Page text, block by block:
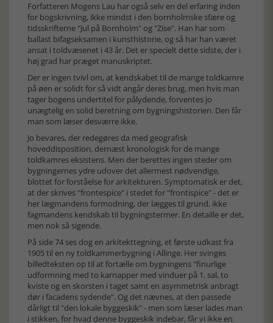
Forfatteren Mogens Lau har også selv en del erfaring inden
for bogskrivning, ikke mindst i den bornholmske sfære og
tidsskrifterne "Jul på Bornholm" og "Zise". Han har som
ballast bifagseksamen i kunsthistorie, og så har han været
ansat i toldvæsenet i 43 år. Det er specielt dette sidste, der i
høj grad har præget manuskriptet.
Der er ingen tvivl om, at kendskabet til de mange toldkamre
på øen er solidt for så vidt angår deres brug, men hvis man
tager bogens undertitel for pålydende, forventes jo
unægtelig en solid beretning om bygningshistorien. Den får
man som læser desværre ikke.
Jo bevares, der redegøres da med geografisk
hoveddisposition, dernæst kronologisk for de mange
toldkamres eksistens. Men der berettes ingen steder om
bygningernes ydre udover det allermest nødvendige,
blottet for forståelse for arkitekturen. Symptomatisk er det,
at der skrives "frontespice" i stedet for "frontispice" - det er
her lægmandens formodning, der lægges til grund, ikke
fagmandens kendskab til bygningstermer. En detaille er det,
men nok så sigende.
På side 74 ses dog en arkitekttegning, et første udkast fra
1905 til en ny toldkammerbygning i Allinge. Her svinges
billedteksten op til at fortælle om bygningens "finurlige
udformning med to karnapper med vinduer på 1. sal, to
kviste og en skorsten i taget samt en asymmetrisk anbragt
dør i facadens sydende". Og det nævnes, at den passede
dårligt til "den lokale byggeskik" - men som læser lades man
i stikken, for hvad denne byggeskik indebar, får vi ikke en